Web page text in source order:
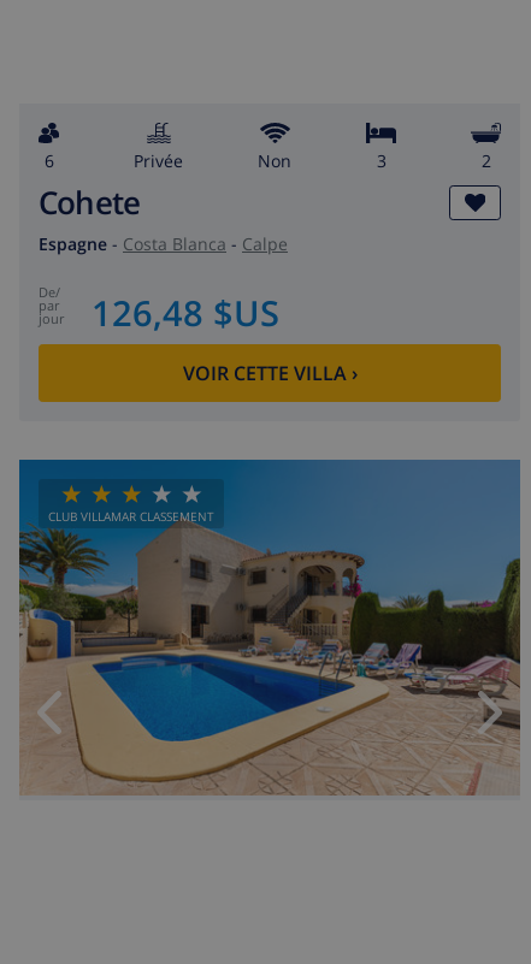
6 privée Non 3 2
Cohete
Espagne - Costa Blanca - Calpe
de/
par
jour 126,48 $US
VOIR CETTE VILLA›
CLUB VILLAMAR CLASSEMENT